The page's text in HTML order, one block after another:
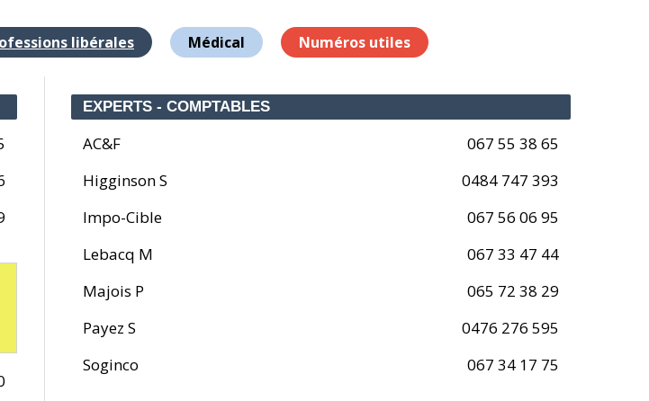
libérales Médical Numéros utiles
EXPERTS - COMPTABLES
AC&F
067 55 38 65
Higginson S
0484 747 393
Impo-Cible
067 56 06 95
Lebacq M
067 33 47 44
Majois P
065 72 38 29
Payez S
0476 276 595
Soginco
067 34 17 75